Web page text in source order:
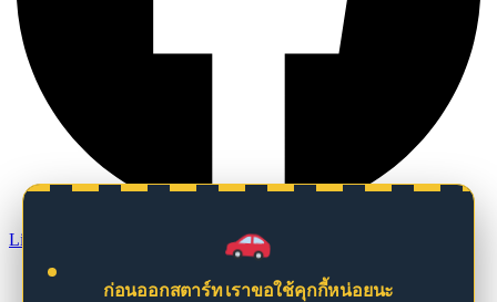
ก่อนออกสตาร์ท เราขอใช้คุกกี้หน่อยนะ
Line